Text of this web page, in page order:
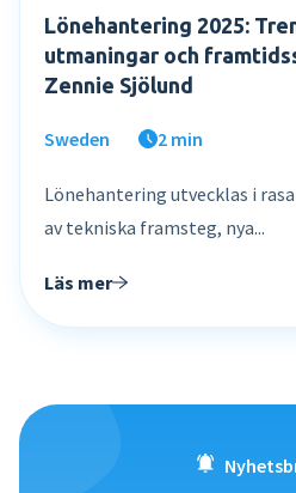
Lönehantering 2025:
utmaningar och
Zennie Sjölund
Sweden 2 min
Lönehantering utvecklas i
av tekniska framsteg, nya...
Läs mer